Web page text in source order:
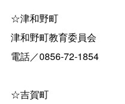
☆津和野町
津和野町教育委員会
電話／0856-72-1854
☆吉賀町